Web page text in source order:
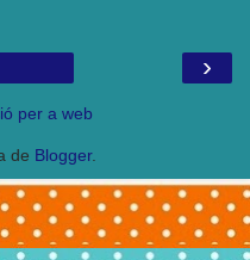
›
per a web
de Blogger.